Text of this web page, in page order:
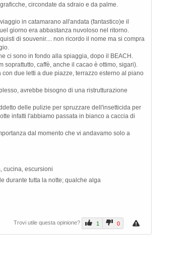
circondate da sdraio e da palme.
in catamarano all'andata (fantastico)e il
giorno era abbastanza nuvoloso nel ritorno.
di souvenir.... non ricordo il nome ma si compra
ci sono in fondo alla spiaggia, dopo il BEACH.
caffè, anche il cacao è ottimo, sigari).
due letti a due piazze, terrazzo esterno al piano
avrebbe bisogno di una ristrutturazione
delle pulizie per spruzzare dell'insetticida per
infatti l'abbiamo passata in bianco a caccia di
dal momento che vi andavamo solo a
cucina, escursioni
durante tutta la notte; qualche alga
Trovi utile questa opinione? 1 0